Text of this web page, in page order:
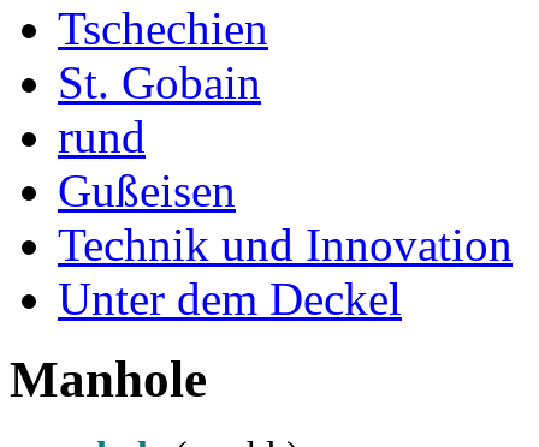
Tschechien
St. Gobain
rund
Gußeisen
Technik und Innovation
Unter dem Deckel
Manhole